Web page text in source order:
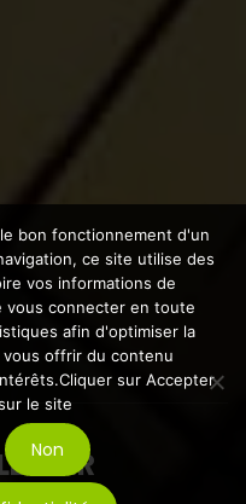
bon fonctionnement d'un
ce site utilise des
vos informations de
connecter en toute
afin d'optimiser la
offrir du contenu
sur Accepter
le site
Non